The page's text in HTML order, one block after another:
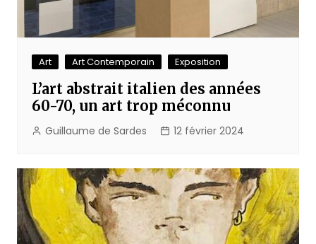
Art Art Contemporain Exposition
L’art abstrait italien des années
60-70, un art trop méconnu
Guillaume de Sardes 12 février 2024